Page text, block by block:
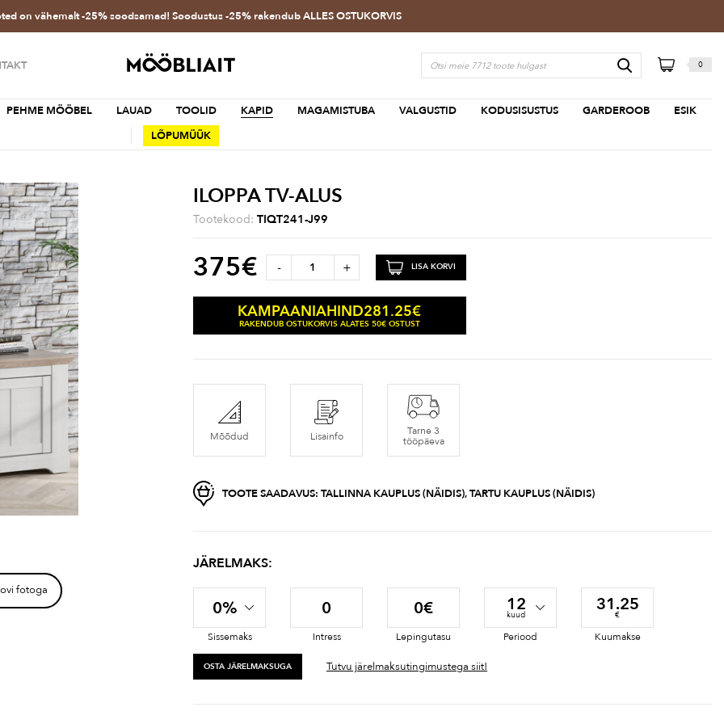
on vähemalt -25% soodsamad! Soodustus -25% rakendub ALLES OSTUKORVIS
0
PEHME MÖÖBEL LAUAD TOOLID KAPID MAGAMISTUBA VALGUSTID KODUSISUSTUS GARDEROOB
ESIK
LÕPUMÜÜK
fotoga
ILOPPA TV-ALUS
Tootekood: TIQT241-J99
375€ - + LISA KORVI
KAMPAANIAHIND281.25€
RAKENDUB OSTUKORVIS ALATES 50€ OSTUST
Mõõdud Lisainfo
Tarne 3
tööpäeva
TOOTE SAADAVUS:TALLINNA KAUPLUS (NÄIDIS), TARTU KAUPLUS (NÄIDIS)
JÄRELMAKS:
0%
Sissemaks
0
Intress
0€
Lepingutasu
12
kuud
Periood
31.25
€
Kuumakse
OSTA JÄRELMAKSUGA Tutvu järelmaksutingimustega siit!